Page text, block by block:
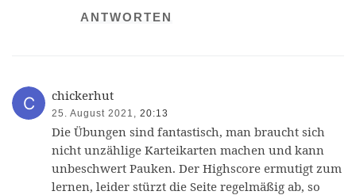
ANTWORTEN
chickerhut
25. August 2021, 20:13
Die Übungen sind fantastisch, man braucht sich
nicht unzählige Karteikarten machen und kann
unbeschwert Pauken. Der Highscore ermutigt zum
lernen, leider stürzt die Seite regelmäßig ab, so